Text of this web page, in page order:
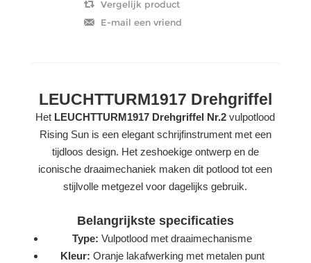
LEUCHTTURM1917 Drehgriffel
Het LEUCHTTURM1917 Drehgriffel Nr.2 vulpotlood
Rising Sun is een elegant schrijfinstrument met een
tijdloos design. Het zeshoekige ontwerp en de
iconische draaimechaniek maken dit potlood tot een
stijlvolle metgezel voor dagelijks gebruik.
Belangrijkste specificaties
Type: Vulpotlood met draaimechanisme
Kleur: Oranje lakafwerking met metalen punt